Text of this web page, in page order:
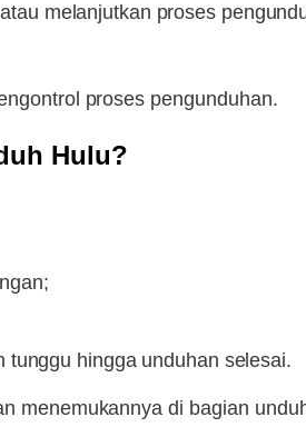
melanjutkan proses
proses pengunduhan.
Hulu?
tunggu hingga unduhan selesai.
menemukannya di bagian